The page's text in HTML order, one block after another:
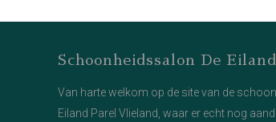
Schoonheidssalon De
Van harte welkom op de site van de
Eiland Parel Vlieland, waar er echt nog